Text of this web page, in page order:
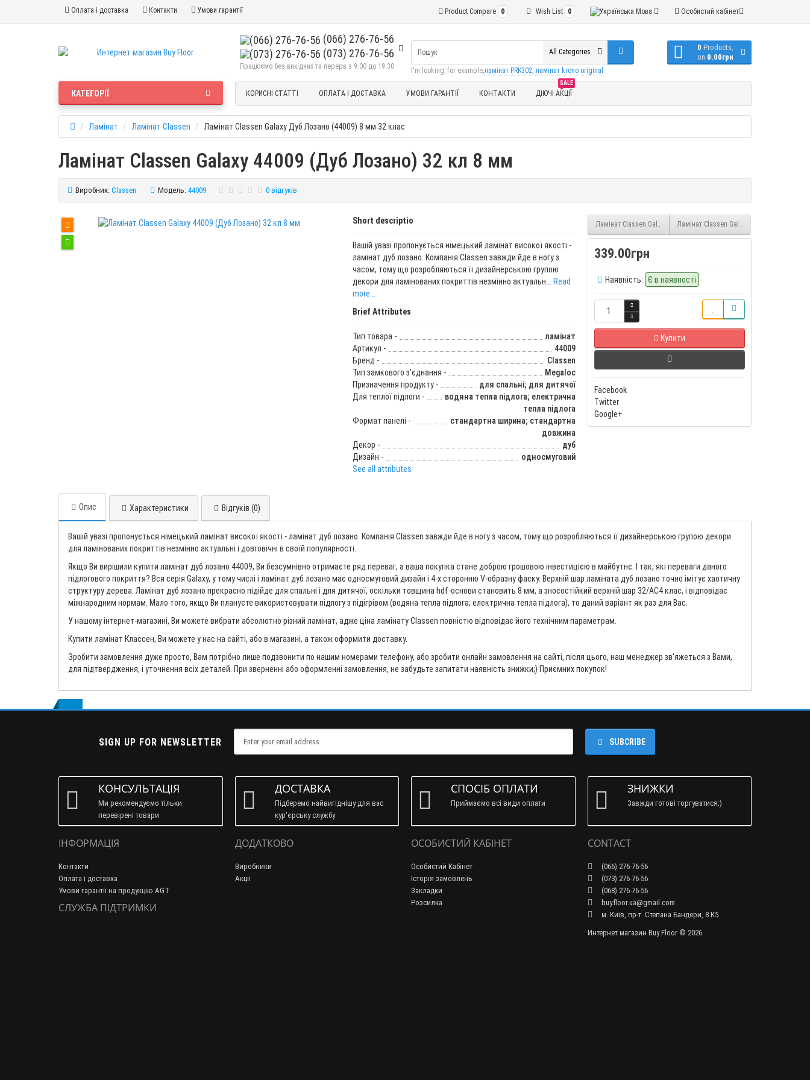
Оплата і доставка Контакти Умови гарантії Особистий кабінет
Мова
Wish List 0
Product Compare 0
(066) 276-76-56
(073) 276-76-56
Працюємо без вихідних та перерв з 9:00 до 19:30
0 Products,
on 0.00грн
All Categories
I'm looking, for example, ламінат PRK302, ламінат krono original
КАТЕГОРІЇ КОРИСНІ СТАТТІ ОПЛАТА І ДОСТАВКА УМОВИ ГАРАНТІЇ КОНТАКТИ
SALE
ДІЮЧІ АКЦІЇ
Ламінат Ламінат Classen Ламінат Classen Galaxy Дуб Лозано (44009) 8 мм 32 клас
Ламінат Classen Galaxy 44009 (Дуб Лозано) 32 кл 8 мм
Виробник: Classen Модель: 44009 0 відгуків
Short descriptio
Вашій увазі пропонується німецький ламінат високої якості -
ламінат дуб лозано. Компанія Classen завжди йде в ногу з
часом, тому що розробляються її дизайнерською групою
декори для ламінованих покриттів незмінно актуальн...
Read
more...
Brief Attributes
Тип товара -
ламінат
Артикул -
44009
Бренд -
Classen
Тип замкового з'єднання -
Megaloc
Призначення продукту -
для спальні; для дитячої
Для теплої підлоги -
водяна тепла підлога; електрична
тепла підлога
Формат панелі -
стандартна ширина; стандартна
довжина
Декор -
дуб
Дизайн -
односмуговий
See all attributes
Ламінат Classen Galaxy Дуб Честер (44008) 8 мм 32 клас
Ламінат Classen Galaxy Сосна Бордо
339.00грн
Наявність: Є в наявності
Купити
Facebook
Twitter
Google+
Опис Характеристики Відгуків (0)
Вашій увазі пропонується німецький ламінат високої якості - ламінат дуб лозано. Компанія Classen завжди йде в ногу з часом, тому що розробляються її дизайнерською групою декори
для ламінованих покриттів незмінно актуальні і довговічні в своїй популярності.
Якщо Ви вирішили купити ламінат дуб лозано 44009, Ви безсумнівно отримаєте ряд переваг, а ваша покупка стане доброю грошовою інвестицією в майбутнє. І так, які переваги даного
підлогового покриття? Вся серія Galaxy, у тому числі і ламінат дуб лозано має односмуговий дизайн і 4-х сторонню V-образну фаску. Верхній шар ламіната дуб лозано точно імітує хаотичну
структуру дерева. Ламінат дуб лозано прекрасно підійде для спальні і для дитячої, оскільки товщина hdf-основи становить 8 мм, а зносостійкий верхній шар 32/AC4 клас, і відповідає
міжнародним нормам. Мало того, якщо Ви плануєте використовувати підлогу з підігрівом (водяна тепла підлога; електрична тепла підлога), то даний варіант як раз для Вас.
У нашому інтернет-магазині, Ви можете вибрати абсолютно різний ламінат, адже ціна ламінату Classen повністю відповідає його технічним параметрам.
Купити ламінат Классен, Ви можете у нас на сайті, або в магазині, а також оформити доставку.
Зробити замовлення дуже просто, Вам потрібно лише подзвонити по нашим номерами телефону, або зробити онлайн замовлення на сайті, після цього, наш менеджер зв'яжеться з Вами,
для підтвердження, і уточнення всіх деталей. При зверненні або оформленні замовлення, не забудьте запитати наявність знижки;) Приємних покупок!
SIGN UP FOR NEWSLETTER SUBCRIBE
КОНСУЛЬТАЦІЯ
Ми рекомендуємо тільки
перевірені товари
ДОСТАВКА
Підберемо найвигіднішу для вас
кур'єрську службу
СПОСІБ ОПЛАТИ
Приймаємо всі види оплати
ЗНИЖКИ
Завжди готові торгуватися;)
ІНФОРМАЦІЯ
Контакти
Оплата і доставка
Умови гарантії на продукцію AGT
СЛУЖБА ПІДТРИМКИ
ДОДАТКОВО
Виробники
Акції
ОСОБИСТИЙ КАБІНЕТ
Особистий Кабінет
Історія замовлень
Закладки
Розсилка
CONTACT
(066) 276-76-56
(073) 276-76-56
(068) 276-76-56
buy.floor.ua@gmail.com
м. Київ, пр-т. Степана Бандери, 8 К5
Интернет магазин Buy Floor © 2026